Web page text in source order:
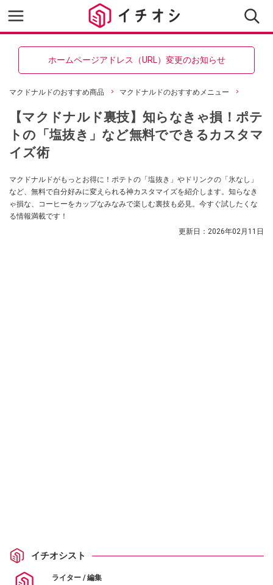
ホームページアドレス（URL）変更のお知らせ
マクドナルドのおすすめ商品 マクドナルドのおすすめメニュー
【マクドナルド裏技】知らなきゃ損！ポテ
トの「塩抜き」など無料でできるカスタマ
イズ術
マクドナルドがもっとお得に！ポテトの「塩抜き」やドリンクの「氷なし」
など、無料で自分好みに変えられる神カスタマイズを紹介します。知らなき
ゃ損な、コーヒーをカップなみなみで楽しむ裏技も必見。今すぐ試したくな
る情報満載です！
更新日： 2026年02月11日
イチオシスト
ライター / 編集